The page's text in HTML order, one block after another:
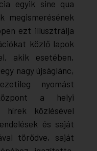
egyik sine qua
megismerésének
ezt illusztrálja
közlő lapok
akik esetében,
nagy újságlánc,
nyomást
a helyi
hírek közlésével
és saját
törődve, saját